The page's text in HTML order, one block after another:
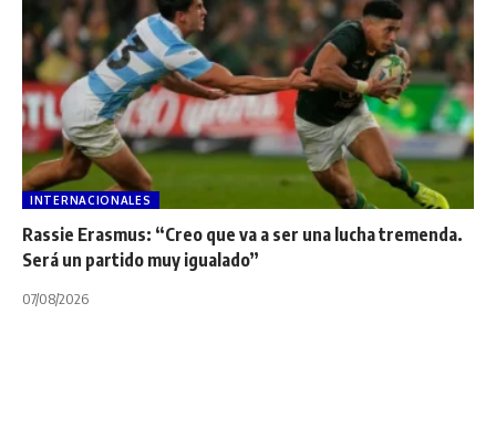
INTERNACIONALES
Rassie Erasmus: “Creo que va a ser una lucha tremenda.
Será un partido muy igualado”
07/08/2026